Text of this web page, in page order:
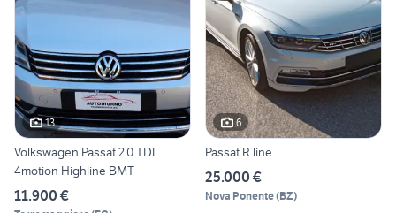
13
Volkswagen Passat 2.0 TDI
4motion Highline BMT
11.900 €
6
Passat R line
25.000 €
Nova Ponente(BZ)